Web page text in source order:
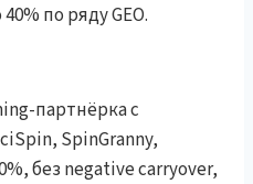
по ряду GEO.
партнёрка с
SpinGranny,
без negative carryover,